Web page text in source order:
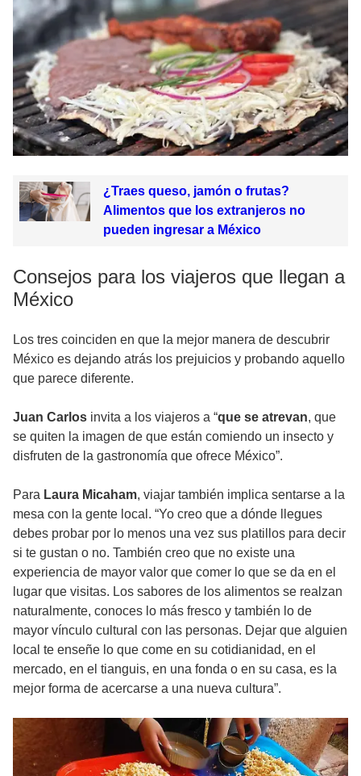
¿Traes queso, jamón o frutas?
Alimentos que los extranjeros no
pueden ingresar a México
Consejos para los viajeros que llegan a
México
Los tres coinciden en que la mejor manera de descubrir
México es dejando atrás los prejuicios y probando aquello
que parece diferente.
Juan Carlos invita a los viajeros a “que se atrevan, que
se quiten la imagen de que están comiendo un insecto y
disfruten de la gastronomía que ofrece México”.
Para Laura Micaham, viajar también implica sentarse a la
mesa con la gente local. “Yo creo que a dónde llegues
debes probar por lo menos una vez sus platillos para decir
si te gustan o no. También creo que no existe una
experiencia de mayor valor que comer lo que se da en el
lugar que visitas. Los sabores de los alimentos se realzan
naturalmente, conoces lo más fresco y también lo de
mayor vínculo cultural con las personas. Dejar que alguien
local te enseñe lo que come en su cotidianidad, en el
mercado, en el tianguis, en una fonda o en su casa, es la
mejor forma de acercarse a una nueva cultura”.